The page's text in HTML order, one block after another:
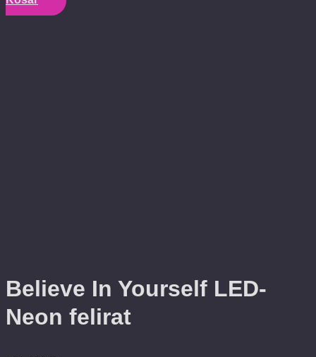
Believe In Yourself LED-
Neon felirat